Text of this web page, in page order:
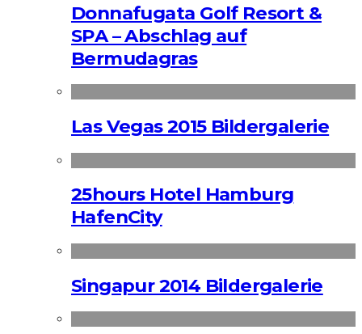
Donnafugata Golf Resort &
SPA – Abschlag auf
Bermudagras
Las Vegas 2015 Bildergalerie
25hours Hotel Hamburg
HafenCity
Singapur 2014 Bildergalerie